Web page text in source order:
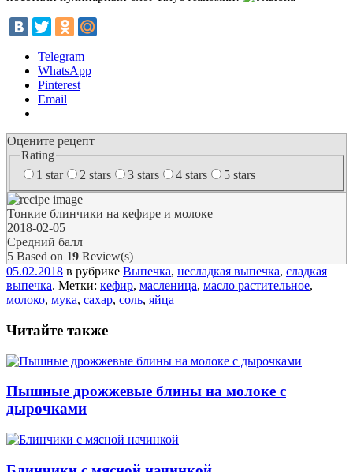
Telegram
WhatsApp
Pinterest
Email
Оцените рецепт
Rating
1 star
2 stars 3 stars 4 stars 5 stars
Тонкие блинчики на кефире и молоке
2018-02-05
Средний балл
5 Based on 19 Review(s)
05.02.2018 в рубрике Выпечка, несладкая выпечка, сладкая
выпечка. Метки: кефир, масленица, масло растительное,
молоко, мука, сахар, соль, яйца
Читайте также
Пышные дрожжевые блины на молоке с
дырочками